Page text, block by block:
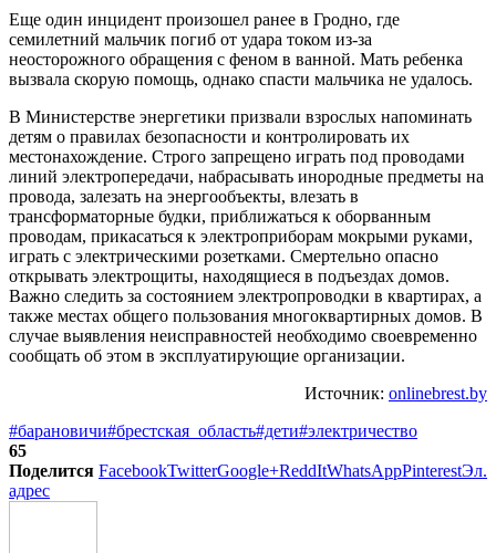
Еще один инцидент произошел ранее в Гродно, где
семилетний мальчик погиб от удара током из-за
неосторожного обращения с феном в ванной. Мать ребенка
вызвала скорую помощь, однако спасти мальчика не удалось.
В Министерстве энергетики призвали взрослых напоминать
детям о правилах безопасности и контролировать их
местонахождение. Строго запрещено играть под проводами
линий электропередачи, набрасывать инородные предметы на
провода, залезать на энергообъекты, влезать в
трансформаторные будки, приближаться к оборванным
проводам, прикасаться к электроприборам мокрыми руками,
играть с электрическими розетками. Смертельно опасно
открывать электрощиты, находящиеся в подъездах домов.
Важно следить за состоянием электропроводки в квартирах, а
также местах общего пользования многоквартирных домов. В
случае выявления неисправностей необходимо своевременно
сообщать об этом в эксплуатирующие организации.
Источник: onlinebrest.by
#барановичи#брестская_область#дети#электричество
65
Поделится FacebookTwitterGoogle+ReddItWhatsAppPinterestЭл.
адрес